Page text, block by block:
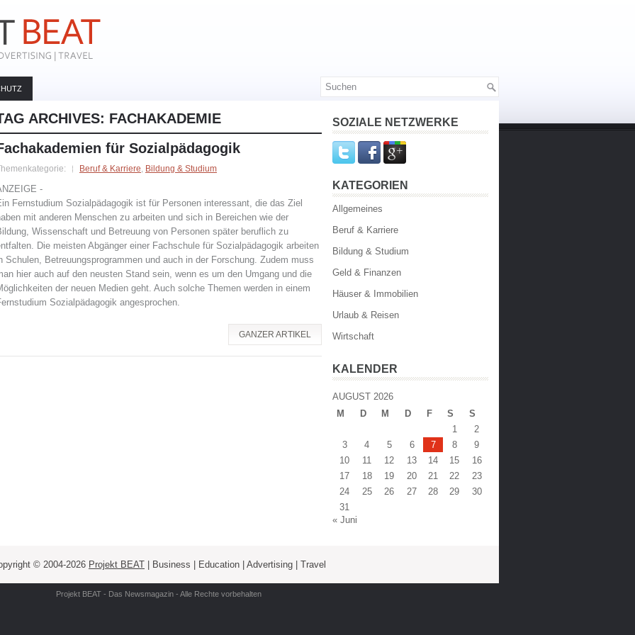
ARCHIVES: FACHAKADEMIE
für Sozialpädagogik
Beruf & Karriere, Bildung & Studium
-
Fernstudium Sozialpädagogik ist für Personen interessant, die das Ziel
mit anderen Menschen zu arbeiten und sich in Bereichen wie der
Wissenschaft und Betreuung von Personen später beruflich zu
Die meisten Abgänger einer Fachschule für Sozialpädagogik arbeiten
Schulen, Betreuungsprogrammen und auch in der Forschung. Zudem muss
hier auch auf den neusten Stand sein, wenn es um den Umgang und die
der neuen Medien geht. Auch solche Themen werden in einem
Sozialpädagogik angesprochen.
GANZER ARTIKEL
SOZIALE NETZWERKE
KATEGORIEN
Allgemeines
Beruf & Karriere
Bildung & Studium
Geld & Finanzen
Häuser & Immobilien
Urlaub & Reisen
Wirtschaft
KALENDER
AUGUST 2026
M
D M D F S
S
1
2
3
4 5 6 7 8
9
10
11 12 13 14 15
16
17
18 19 20 21 22
23
24
25 26 27 28 29
30
31
« Juni
© 2004-2026 Projekt BEAT | Business | Education | Advertising | Travel
Projekt BEAT - Das Newsmagazin - Alle Rechte vorbehalten